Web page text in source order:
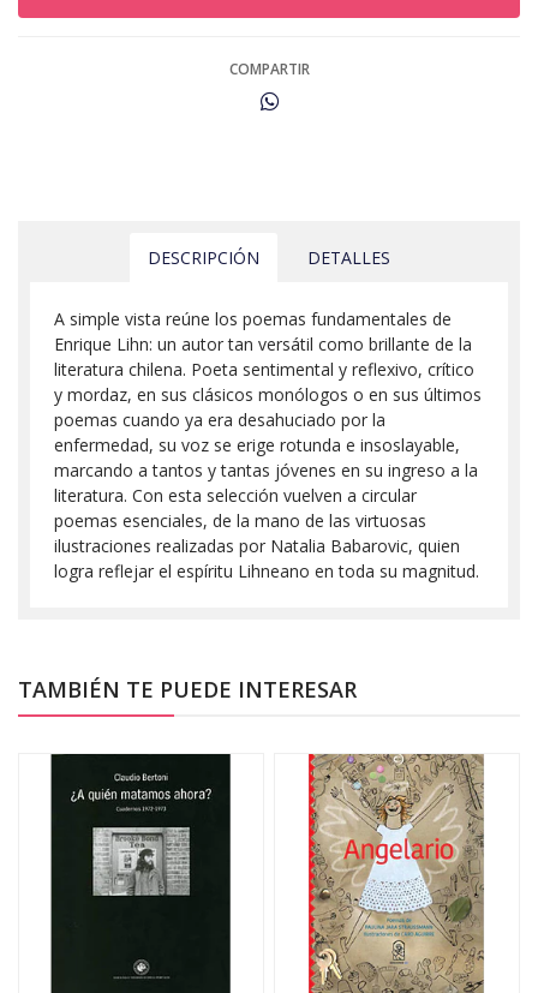
COMPARTIR
DESCRIPCIÓN DETALLES
A simple vista reúne los poemas fundamentales de
Enrique Lihn: un autor tan versátil como brillante de la
literatura chilena. Poeta sentimental y reflexivo, crítico
y mordaz, en sus clásicos monólogos o en sus últimos
poemas cuando ya era desahuciado por la
enfermedad, su voz se erige rotunda e insoslayable,
marcando a tantos y tantas jóvenes en su ingreso a la
literatura. Con esta selección vuelven a circular
poemas esenciales, de la mano de las virtuosas
ilustraciones realizadas por Natalia Babarovic, quien
logra reflejar el espíritu Lihneano en toda su magnitud.
TAMBIÉN TE PUEDE INTERESAR